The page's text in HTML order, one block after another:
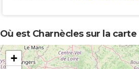
Où est Charnècles sur la
+